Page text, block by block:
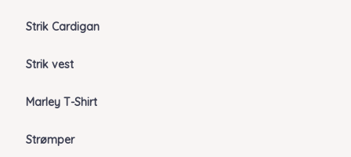
Strik Cardigan
Strik vest
Marley T-Shirt
Strømper